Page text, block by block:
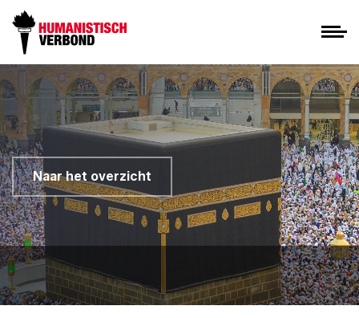
Naar het overzicht